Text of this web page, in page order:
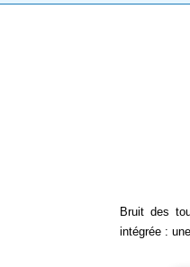
Bruit des
intégrée :